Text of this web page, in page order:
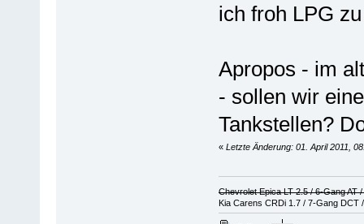
ich froh LPG
Apropos - im
- sollen wir
Tankstellen?
« Letzte Änderung: 01. April 2011,
Chevrolet Epica LT 2.5 / 6-Gang AT
Kia Carens CRDi 1.7 / 7-Gang DCT